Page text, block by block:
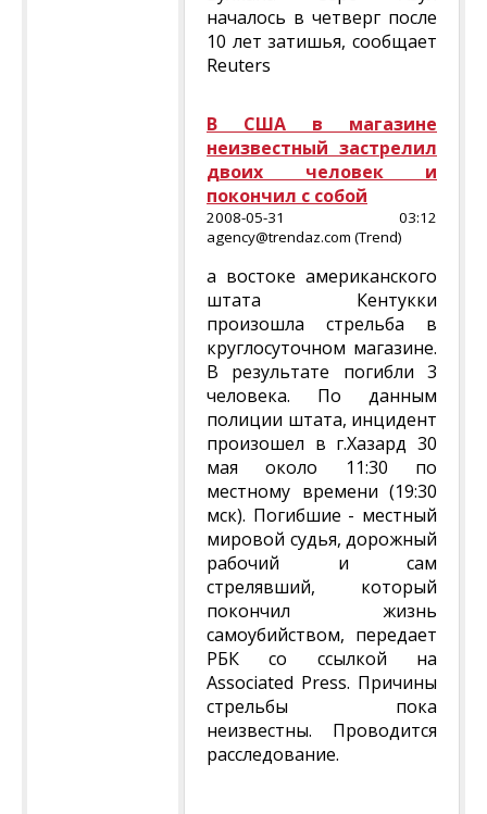
началось в четверг после
10 лет затишья, сообщает
Reuters
В США в магазине
неизвестный застрелил
двоих человек и
покончил с собой
2008-05-31 03:12
agency@trendaz.com (Trend)
а востоке американского
штата Кентукки
произошла стрельба в
круглосуточном магазине.
В результате погибли 3
человека. По данным
полиции штата, инцидент
произошел в г.Хазард 30
мая около 11:30 по
местному времени (19:30
мск). Погибшие - местный
мировой судья, дорожный
рабочий и сам
стрелявший, который
покончил жизнь
самоубийством, передает
РБК со ссылкой на
Associated Press. Причины
стрельбы пока
неизвестны. Проводится
расследование.